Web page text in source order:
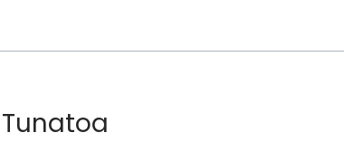
Tunatoa